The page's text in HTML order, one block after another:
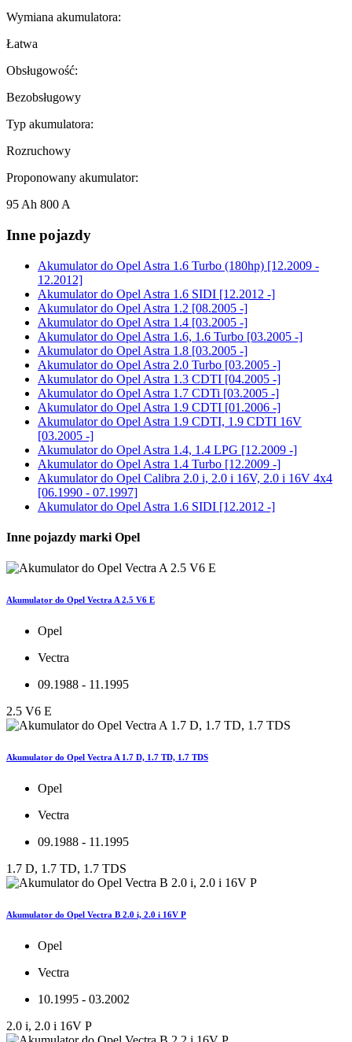
Wymiana akumulatora:
Łatwa
Obsługowość:
Bezobsługowy
Typ akumulatora:
Rozruchowy
Proponowany akumulator:
95 Ah 800 A
Inne pojazdy
Akumulator do Opel Astra 1.6 Turbo (180hp) [12.2009 -
12.2012]
Akumulator do Opel Astra 1.6 SIDI [12.2012 -]
Akumulator do Opel Astra 1.2 [08.2005 -]
Akumulator do Opel Astra 1.4 [03.2005 -]
Akumulator do Opel Astra 1.6, 1.6 Turbo [03.2005 -]
Akumulator do Opel Astra 1.8 [03.2005 -]
Akumulator do Opel Astra 2.0 Turbo [03.2005 -]
Akumulator do Opel Astra 1.3 CDTI [04.2005 -]
Akumulator do Opel Astra 1.7 CDTi [03.2005 -]
Akumulator do Opel Astra 1.9 CDTI [01.2006 -]
Akumulator do Opel Astra 1.9 CDTI, 1.9 CDTI 16V
[03.2005 -]
Akumulator do Opel Astra 1.4, 1.4 LPG [12.2009 -]
Akumulator do Opel Astra 1.4 Turbo [12.2009 -]
Akumulator do Opel Calibra 2.0 i, 2.0 i 16V, 2.0 i 16V 4x4
[06.1990 - 07.1997]
Akumulator do Opel Astra 1.6 SIDI [12.2012 -]
Inne pojazdy marki Opel
Akumulator do Opel Vectra A 2.5 V6 E
Opel
Vectra
09.1988 - 11.1995
2.5 V6 E
Akumulator do Opel Vectra A 1.7 D, 1.7 TD, 1.7 TDS
Opel
Vectra
09.1988 - 11.1995
1.7 D, 1.7 TD, 1.7 TDS
Akumulator do Opel Vectra B 2.0 i, 2.0 i 16V P
Opel
Vectra
10.1995 - 03.2002
2.0 i, 2.0 i 16V P